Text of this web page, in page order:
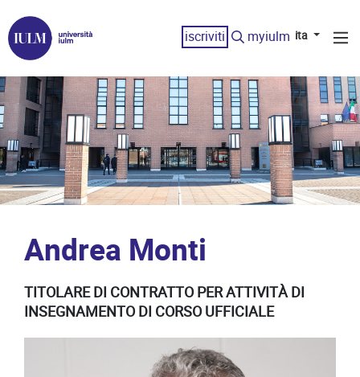
iscriviti myiulm ita
Andrea Monti
TITOLARE DI CONTRATTO PER ATTIVITÀ DI
INSEGNAMENTO DI CORSO UFFICIALE